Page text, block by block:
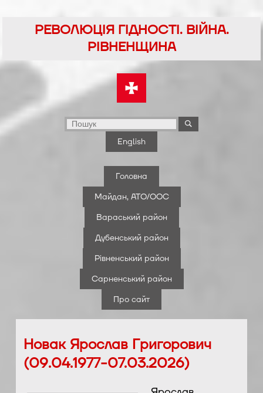
РЕВОЛЮЦІЯ ГІДНОСТІ. ВІЙНА.
РІВНЕНЩИНА
English
Головна
Майдан, АТО/ООС
Вараський район
Дубенський район
Рівненський район
Сарненський район
Про сайт
Новак Ярослав Григорович
(09.04.1977-07.03.2026)